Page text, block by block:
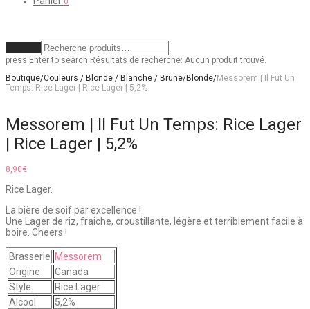
press Enterto search Résultats de recherche: Aucun produit trouvé.
Boutique/Couleurs / Blonde / Blanche / Brune/Blonde/Messorem | Il Fut Un
Temps: Rice Lager | Rice Lager | 5,2%
Messorem | Il Fut Un Temps: Rice Lager
| Rice Lager | 5,2%
8,90€
Rice Lager.
La bière de soif par excellence !
Une Lager de riz, fraiche, croustillante, légère et terriblement facile à
boire. Cheers !
Brasserie Messorem
Origine
Canada
Style
Rice Lager
Alcool
5,2%